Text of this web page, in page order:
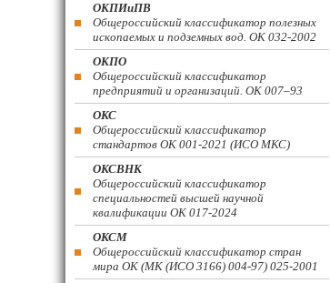
ОКПИиПВ
Общероссийский классификатор полезных
ископаемых и подземных вод. ОК 032-2002
ОКПО
Общероссийский классификатор
предприятий и организаций. ОК 007–93
ОКС
Общероссийский классификатор
стандартов ОК 001-2021 (ИСО МКС)
ОКСВНК
Общероссийский классификатор
специальностей высшей научной
квалификации ОК 017-2024
ОКСМ
Общероссийский классификатор стран
мира ОК (МК (ИСО 3166) 004-97) 025-2001